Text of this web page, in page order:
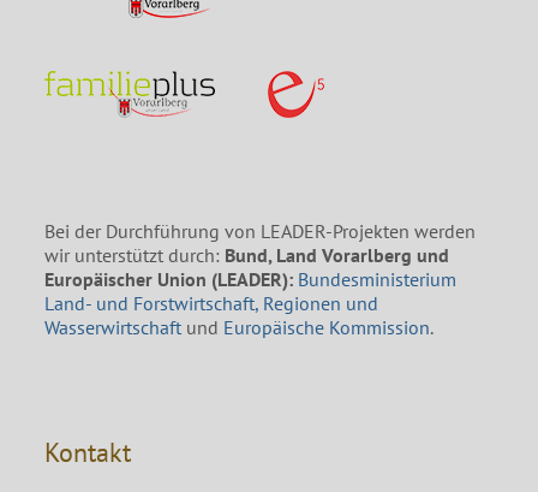
Bei der Durchführung von LEADER-Projekten werden
wir unterstützt durch: Bund, Land Vorarlberg und
Europäischer Union (LEADER): Bundesministerium
Land- und Forstwirtschaft, Regionen und
Wasserwirtschaft und Europäische Kommission.
Kontakt